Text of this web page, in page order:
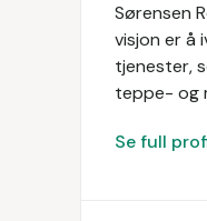
Sørensen
visjon er å
tjenester,
teppe- og
Se full